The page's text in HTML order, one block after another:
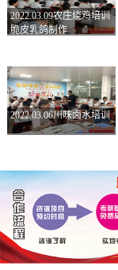
2022.03.09农庄烧鸡培训
脆皮乳鸽制作
2022.03.06川味卤水培训